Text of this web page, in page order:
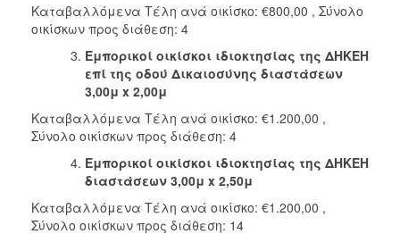
Καταβαλλόμενα Τέλη ανά οικίσκο: €800,00 , Σύνολο
οικίσκων προς διάθεση: 4
Εμπορικοί οικίσκοι ιδιοκτησίας της ΔΗΚΕΗ
επί της οδού Δικαιοσύνης διαστάσεων
3,00μ x 2,00μ
Καταβαλλόμενα Τέλη ανά οικίσκο: €1.200,00 ,
Σύνολο οικίσκων προς διάθεση: 4
Εμπορικοί οικίσκοι ιδιοκτησίας της ΔΗΚΕΗ
διαστάσεων 3,00μ x 2,50μ
Καταβαλλόμενα Τέλη ανά οικίσκο: €1.200,00 ,
Σύνολο οικίσκων προς διάθεση: 14